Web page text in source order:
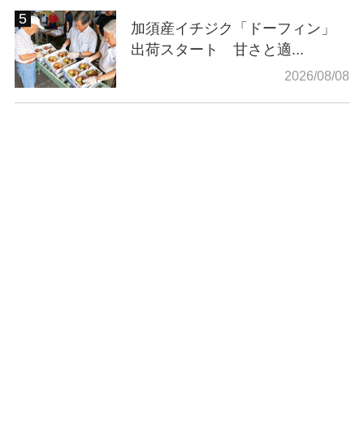
加須産イチジク「ドーフィン」
出荷スタート 甘さと適...
2026/08/08